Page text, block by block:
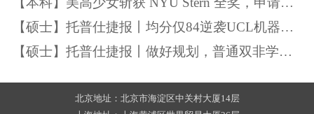
精准规划圆梦顶尖商学院
【硕士】托普仕捷报丨均分仅84逆袭UCL机器学
习
【硕士】托普仕捷报丨做好规划，普通双非学生
北京地址：北京市海淀区中关村大厦14层